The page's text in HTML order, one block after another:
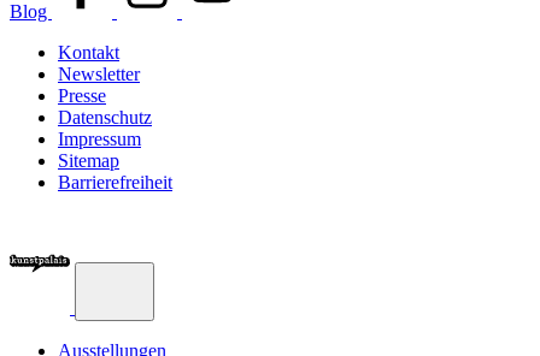
Blog
Kontakt
Newsletter
Presse
Datenschutz
Impressum
Sitemap
Barrierefreiheit
Ausstellungen